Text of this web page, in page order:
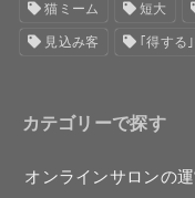
猫ミーム 短大
見込み客 ｢得する
カテゴリーで探す
オンラインサロンの